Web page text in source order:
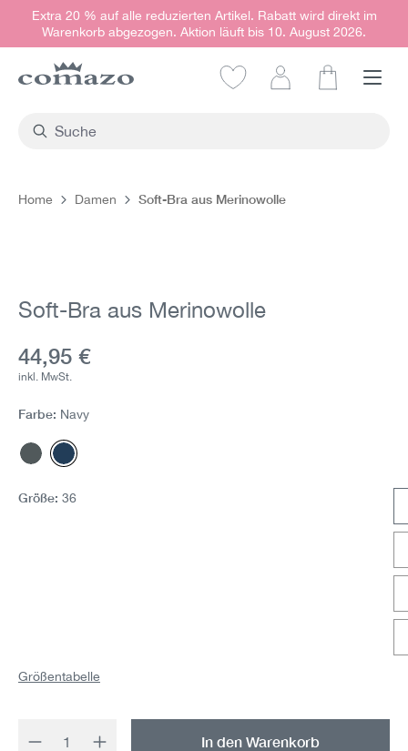
springen
Extra 20 % auf alle reduzierten Artikel. Rabatt wird direkt im
Warenkorb abgezogen. Aktion läuft bis 10. August 2026.
Home Damen Soft-Bra aus Merinowolle
Soft-Bra aus Merinowolle
Aktueller Preis:
44,95 €
inkl. MwSt.
Farbe: Navy
Dunkelgrau
Navy
Größe: 36
Größentabelle
Produkt Anzahl: Gib den gewünschten
In den Warenkorb